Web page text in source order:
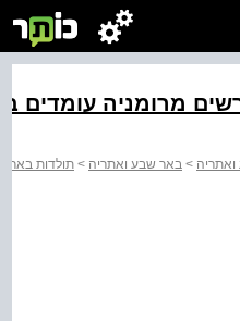
מרומניה
> באר שבע ואתריה > תולדות באר